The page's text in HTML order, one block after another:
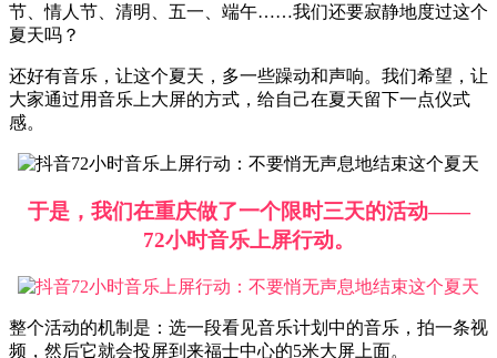
节、情人节、清明、五一、端午……我们还要寂静地度过这个
夏天吗？
还好有音乐，让这个夏天，多一些躁动和声响。我们希望，让
大家通过用音乐上大屏的方式，给自己在夏天留下一点仪式
感。
于是，我们在重庆做了一个限时三天的活动——
72小时音乐上屏行动。
整个活动的机制是：选一段看见音乐计划中的音乐，拍一条视
频，然后它就会投屏到来福士中心的5米大屏上面。